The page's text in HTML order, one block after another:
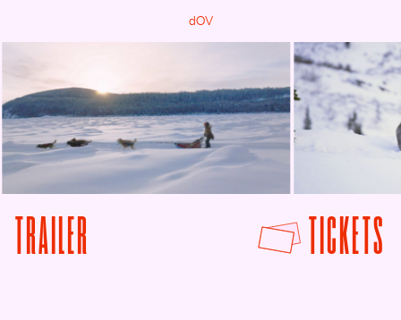
dOV
TRAILER
TICKETS